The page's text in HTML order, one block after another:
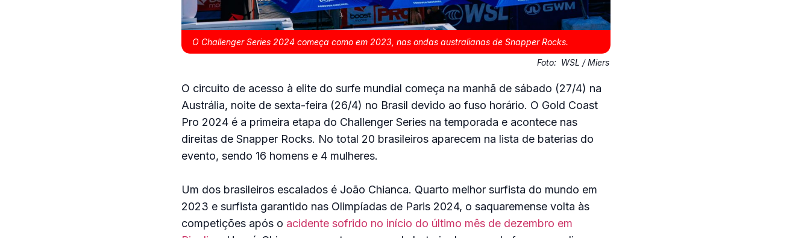
O Challenger Series 2024 começa como em 2023, nas ondas australianas de Snapper Rocks.
Foto: WSL / Miers
O circuito de acesso à elite do surfe mundial começa na manhã de sábado (27/4) na
Austrália, noite de sexta-feira (26/4) no Brasil devido ao fuso horário. O Gold Coast
Pro 2024 é a primeira etapa do Challenger Series na temporada e acontece nas
direitas de Snapper Rocks. No total 20 brasileiros aparecem na lista de baterias do
evento, sendo 16 homens e 4 mulheres.
Um dos brasileiros escalados é João Chianca. Quarto melhor surfista do mundo em
2023 e surfista garantido nas Olimpíadas de Paris 2024, o saquaremense volta às
competições após o acidente sofrido no início do último mês de dezembro em